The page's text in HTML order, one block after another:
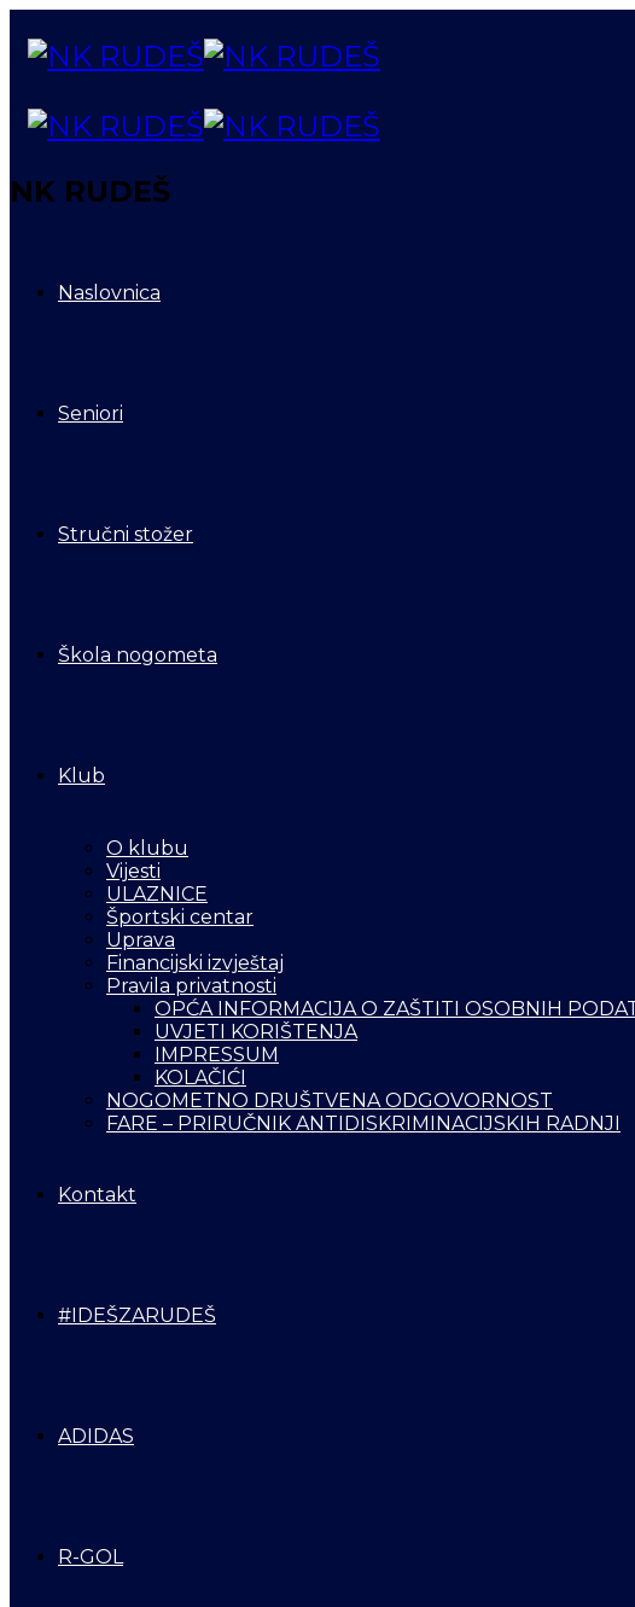
NK RUDEŠ
Naslovnica
Seniori
Stručni stožer
Škola nogometa
Klub
O klubu
Vijesti
ULAZNICE
Športski centar
Uprava
Financijski izvještaj
Pravila privatnosti
OPĆA INFORMACIJA O ZAŠTITI OSOBNIH
UVJETI KORIŠTENJA
IMPRESSUM
KOLAČIĆI
NOGOMETNO DRUŠTVENA ODGOVORNOST
FARE – PRIRUČNIK ANTIDISKRIMINACIJSKIH RADNJI
Kontakt
#IDEŠZARUDEŠ
ADIDAS
R-GOL